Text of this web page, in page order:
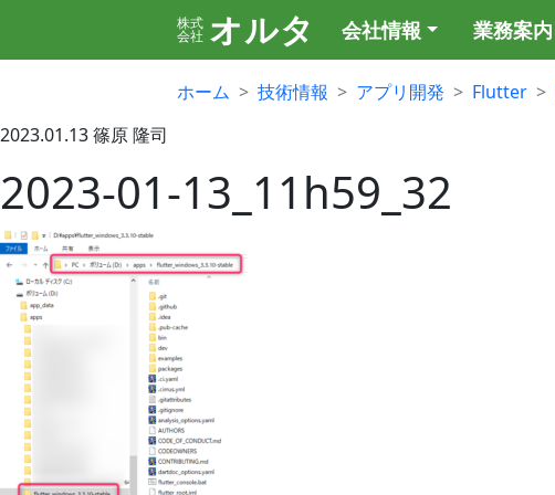
株式
会社 オルタ 会社情報 業務案内
ホーム 技術情報 アプリ開発 Flutter
2023.01.13篠原 隆司
2023-01-13_11h59_32